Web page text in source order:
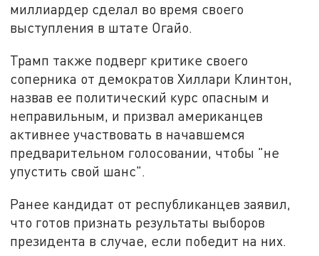
миллиардер сделал во время своего
выступления в штате Огайо.
Трамп также подверг критике своего
соперника от демократов Хиллари Клинтон,
назвав ее политический курс опасным и
неправильным, и призвал американцев
активнее участвовать в начавшемся
предварительном голосовании, чтобы "не
упустить свой шанс".
Ранее кандидат от республиканцев заявил,
что готов признать результаты выборов
президента в случае, если победит на них.